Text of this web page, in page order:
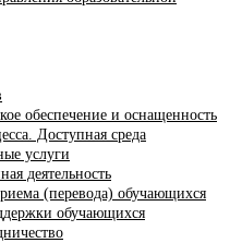
обеспечение и оснащенность
Доступная среда
услуги
деятельность
(перевода) обучающихся
обучающихся